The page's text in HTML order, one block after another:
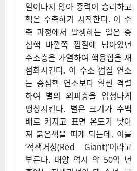
일어나지 않아 중력이 승리하고
핵은 수축하기 시작한다. 이 수
축 과정에서 발생하는 열은 중
심핵 바깥쪽 껍질에 남아있던
수소층을 가열하여 핵융합을 재
점화시킨다. 이 수소 껍질 연소
는 중심핵 연소보다 훨씬 격렬
하여 별의 외피층을 엄청나게
팽창시킨다. 별은 크기가 수백
배로 커지고 표면 온도가 낮아
져 붉은색을 띠게 되는데, 이를
‘적색거성(Red Giant)’이라고
부른다. 태양 역시 약 50억 년